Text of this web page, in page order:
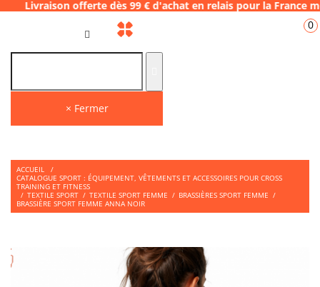
dès 99 € d'achat en relais pour la
× Fermer
0
ACCUEIL
/
CATALOGUE SPORT : ÉQUIPEMENT, VÊTEMENTS ET ACCESSOIRES POUR CROSS
TRAINING ET FITNESS
/ TEXTILE SPORT / TEXTILE SPORT FEMME / BRASSIÈRES SPORT FEMME /
BRASSIÈRE SPORT FEMME ANNA NOIR